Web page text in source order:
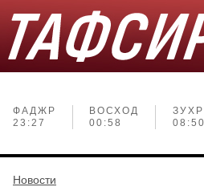
ФАДЖР
23:27
ВОСХОД
00:58
ЗУХР
08:50
Новости